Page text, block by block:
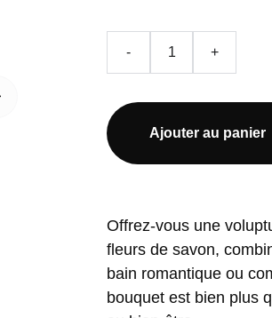
- +
Ajouter au panier
Offrez-vous une
fleurs de savon,
bain romantique ou
bouquet est bien plus